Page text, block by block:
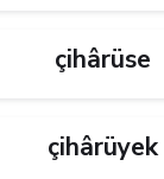
çihârüse
çihârüyek